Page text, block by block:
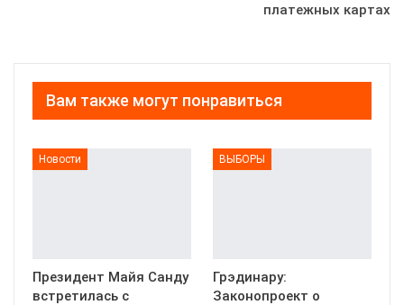
платежных картах
Вам также могут понравиться
Новости
Президент Майя Санду
встретилась с
ВЫБОРЫ
Грэдинару:
Законопроект о